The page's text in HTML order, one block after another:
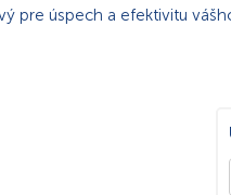
pre úspech a efektivitu
Je ideálne pre
Jednoducho